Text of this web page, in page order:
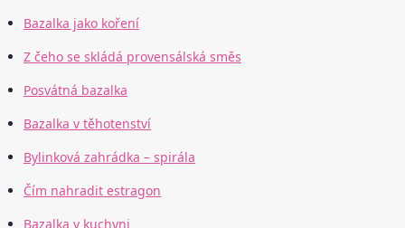
Bazalka jako koření
Z čeho se skládá provensálská směs
Posvátná bazalka
Bazalka v těhotenství
Bylinková zahrádka – spirála
Čím nahradit estragon
Bazalka v kuchyni